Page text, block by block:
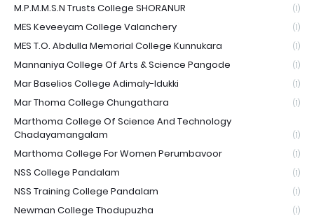
M.P.M.M.S.N Trusts College SHORANUR (1)
MES Keveeyam College Valanchery (1)
MES T.O. Abdulla Memorial College Kunnukara (1)
Mannaniya College Of Arts & Science Pangode (1)
Mar Baselios College Adimaly-Idukki (1)
Mar Thoma College Chungathara (1)
Marthoma College Of Science And Technology
Chadayamangalam
(1)
Marthoma College For Women Perumbavoor (1)
NSS College Pandalam (1)
NSS Training College Pandalam (1)
Newman College Thodupuzha (1)